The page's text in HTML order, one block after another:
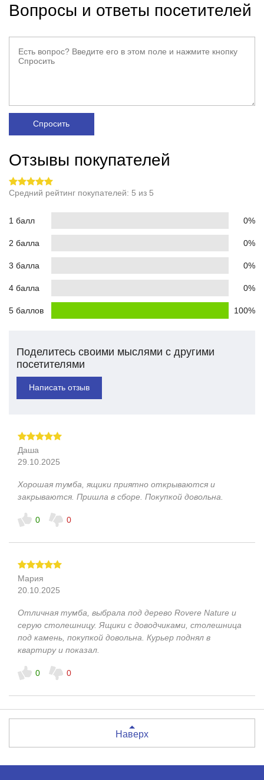
Вопросы и ответы посетителей
Спросить
Отзывы покупателей
Средний рейтинг покупателей: 5 из 5
1 балл 0%
2 балла 0%
3 балла 0%
4 балла 0%
5 баллов 100%
Поделитесь своими мыслями с другими
посетителями
Написать отзыв
Даша
29.10.2025
Хорошая тумба, ящики приятно открываются и
закрываются. Пришла в сборе. Покупкой довольна.
0 0
Мария
20.10.2025
Отличная тумба, выбрала под дерево Rovere Nature и
серую столешницу. Ящики с доводчиками, столешница
под камень, покупкой довольна. Курьер поднял в
квартиру и показал.
0 0
Наверх